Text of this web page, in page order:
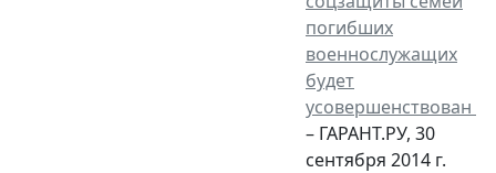
погибших
военнослужащих
будет
усовершенствован
– ГАРАНТ.РУ, 30
сентября 2014 г.